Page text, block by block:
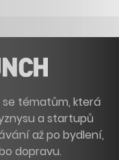
se tématům, která
a startupů
až po bydlení,
dopravu.